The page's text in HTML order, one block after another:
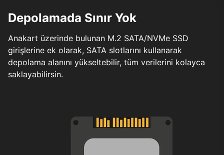
Depolamada Sınır Yok
Anakart üzerinde bulunan M.2 SATA/NVMe SSD
girişlerine ek olarak, SATA slotlarını kullanarak
depolama alanını yükseltebilir, tüm verilerini kolayca
saklayabilirsin.